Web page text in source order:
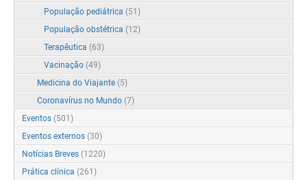
População pediátrica (51)
População obstétrica (12)
Terapêutica (63)
Vacinação (49)
Medicina do Viajante (5)
Coronavírus no Mundo (7)
Eventos (501)
Eventos externos (30)
Notícias Breves (1220)
Prática clínica (261)